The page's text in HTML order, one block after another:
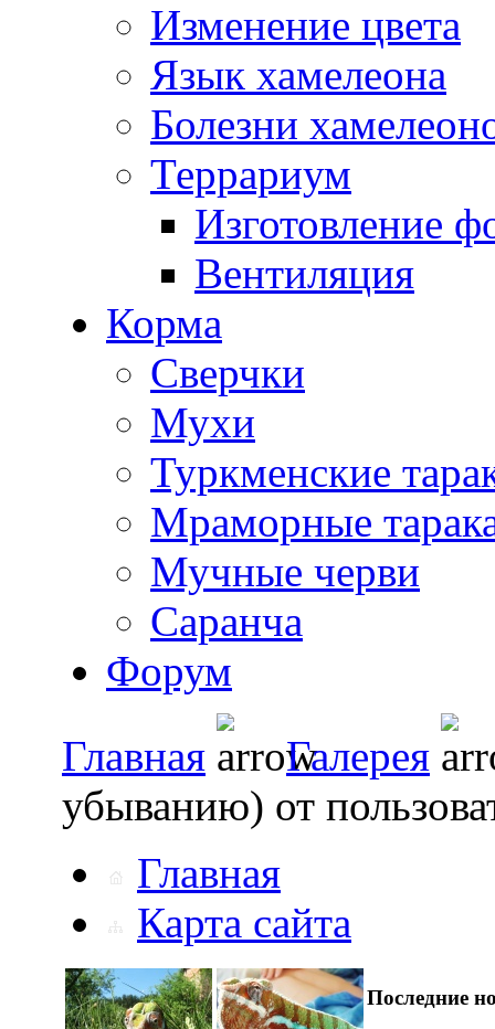
Изменение цвета
Язык хамелеона
Болезни
Террариум
Изготовление
Вентиляция
Корма
Сверчки
Мухи
Туркменские
Мраморные
Мучные черви
Саранча
Форум
Главная
Галерея
убыванию) от
Главная
Карта сайта
Последние